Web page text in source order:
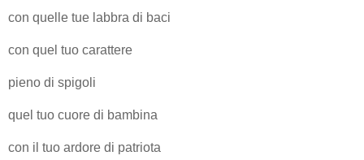
con quelle tue labbra di baci
con quel tuo carattere
pieno di spigoli
quel tuo cuore di bambina
con il tuo ardore di patriota